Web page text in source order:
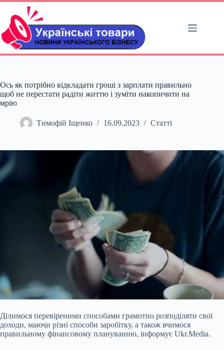
Перейти
вмісту
Ось як потрібно відкладати гроші з зарплати правильно
щоб не перестати радіти життю і зуміти накопичити на
мрію
Тимофій Іщенко 16.09.2023 Статті
Ділимося перевіреними способами грамотно розподіляти свої
доходи, маючи різні способи заробітку, а також вчимося
правильному фінансовому плануванню, інформує Ukr.Media.